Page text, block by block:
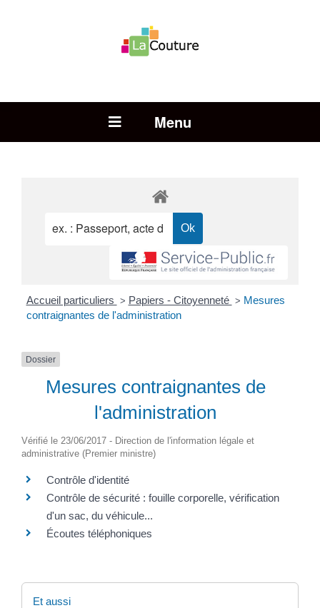
Open Menu
Accueil particuliers > Papiers - Citoyenneté > Mesures
contraignantes de l'administration
Dossier
Mesures contraignantes de
l'administration
Vérifié le 23/06/2017 - Direction de l'information légale et
administrative (Premier ministre)
Contrôle d'identité
Contrôle de sécurité : fouille corporelle, vérification
d'un sac, du véhicule...
Écoutes téléphoniques
Et aussi